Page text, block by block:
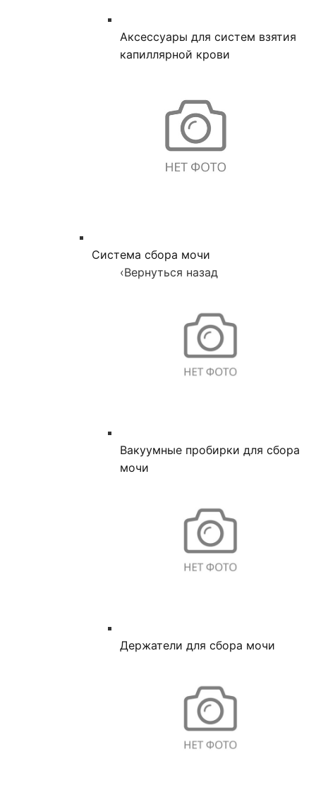
Аксессуары для систем взятия
капиллярной крови
Система сбора мочи
‹Вернуться назад
Вакуумные пробирки для сбора
мочи
Держатели для сбора мочи